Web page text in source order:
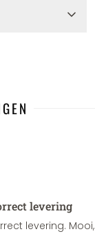
levering
levering.